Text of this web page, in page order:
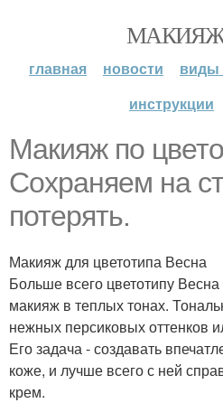
МАКИЯЖ
главная новости виды
инструкции
Макияж по
Сохраняем на
потерять.
Макияж для цветотипа Весна
Больше всего цветотипу
макияж в теплых тонах.
нежных персиковых оттенков
Его задача - создавать
коже, и лучше всего с ней
крем.